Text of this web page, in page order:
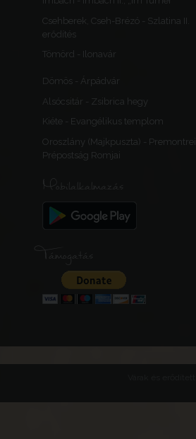
Csehberek, Cseh-Brézó - Szlatina II.
erődítés
Tömörd - Ilonavár
Dömös - Árpádvár
Alsócsitár - Zsibrica hegy
Kiéte - Evangélikus templom
Oroszlány (Majkpuszta) - Premontrei
Prépostság Romjai
Mobilalkalmazás
Támogatás